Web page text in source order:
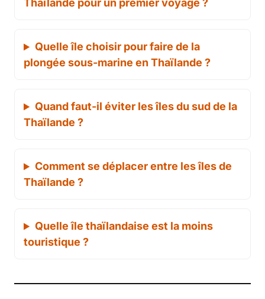
Thaïlande pour un premier voyage ?
Quelle île choisir pour faire de la
plongée sous-marine en Thaïlande ?
Quand faut-il éviter les îles du sud de la
Thaïlande ?
Comment se déplacer entre les îles de
Thaïlande ?
Quelle île thaïlandaise est la moins
touristique ?